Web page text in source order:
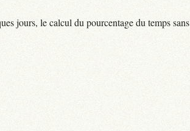
jours, le calcul du pourcentage du temps sans